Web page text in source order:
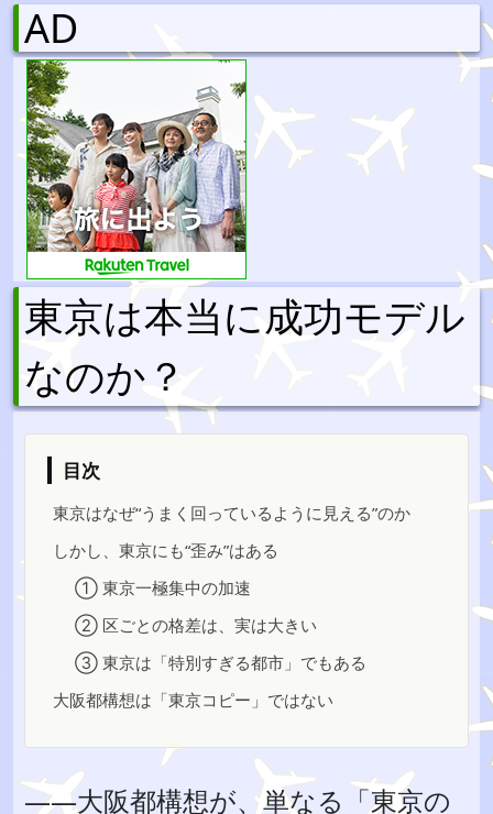
AD
東京は本当に成功モデル
なのか？
目次
東京はなぜ“うまく回っているように見える”のか
しかし、東京にも“歪み”はある
① 東京一極集中の加速
② 区ごとの格差は、実は大きい
③ 東京は「特別すぎる都市」でもある
大阪都構想は「東京コピー」ではない
――大阪都構想が、単なる「東京の